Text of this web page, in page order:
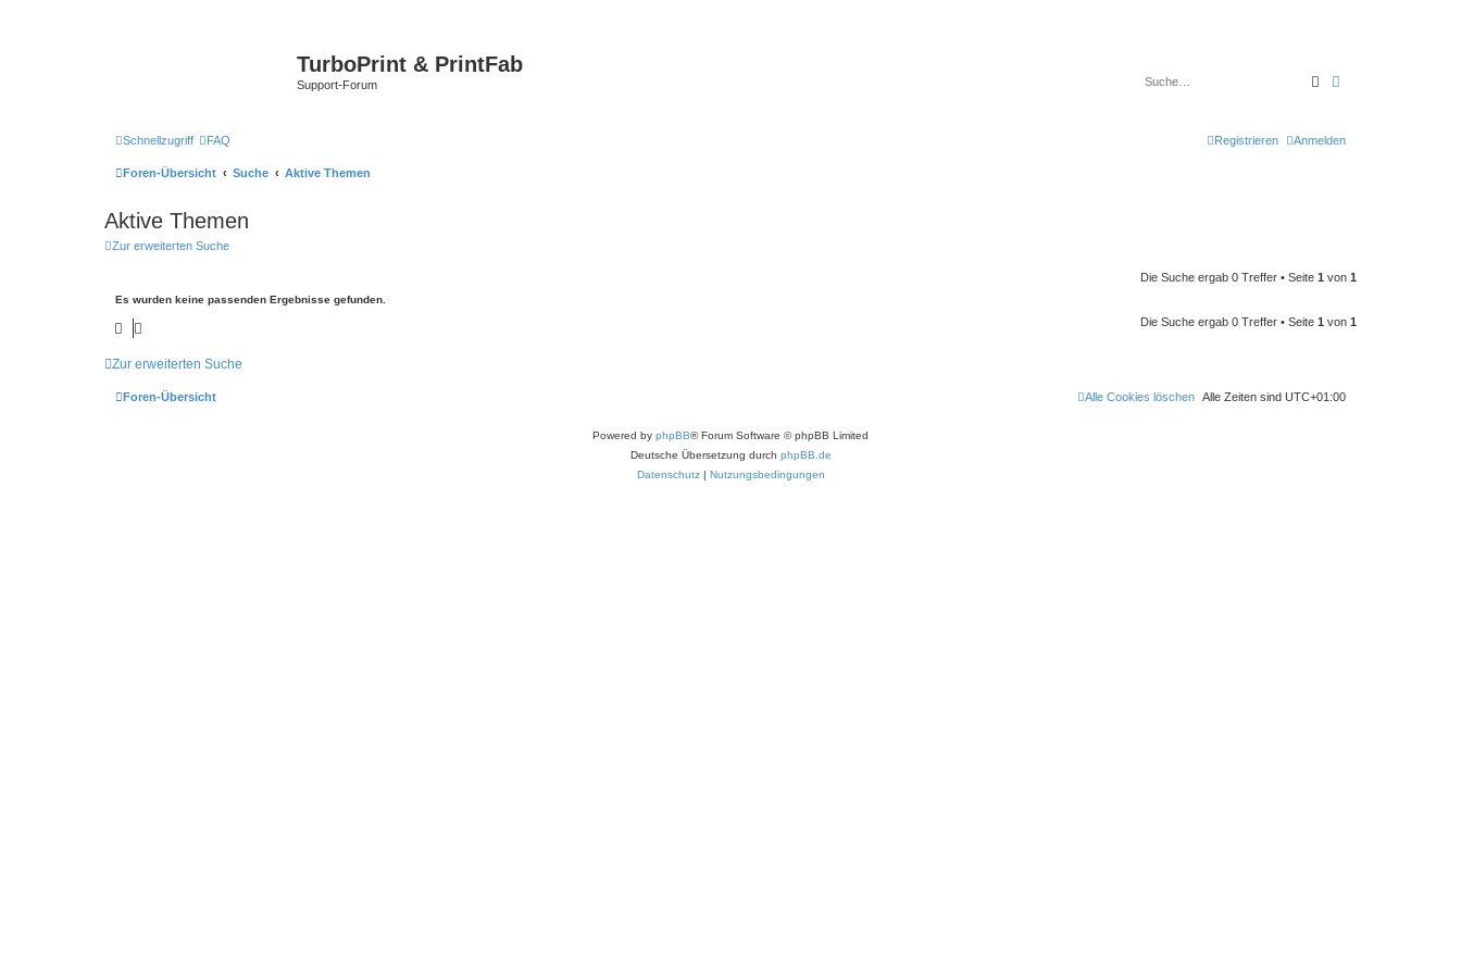
TurboPrint & PrintFab
Support-Forum Suche
Schnellzugriff FAQ Anmelden
Registrieren
Foren-Übersicht Suche Aktive Themen
Aktive Themen
Zur erweiterten Suche
Die Suche ergab 0 Treffer • Seite 1 von 1
Es wurden keine passenden Ergebnisse gefunden.
Die Suche ergab 0 Treffer • Seite 1 von 1
Zur erweiterten Suche
Foren-Übersicht Alle Zeiten sind UTC+01:00
Alle Cookies löschen
Powered by phpBB® Forum Software © phpBB Limited
Deutsche Übersetzung durch phpBB.de
Datenschutz| Nutzungsbedingungen